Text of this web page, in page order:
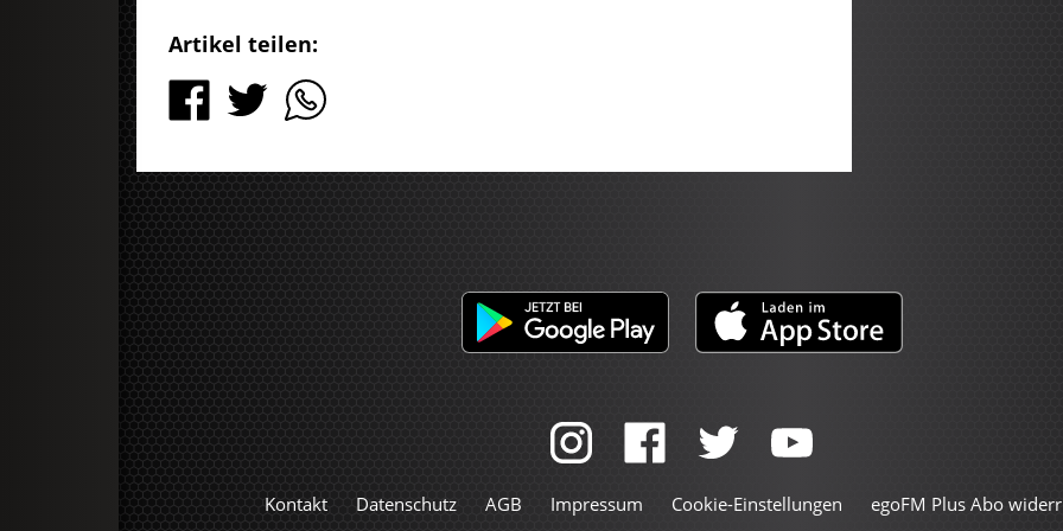
Artikel teilen:
Kontakt Datenschutz AGB Impressum Cookie-Einstellungen egoFM Plus Abo